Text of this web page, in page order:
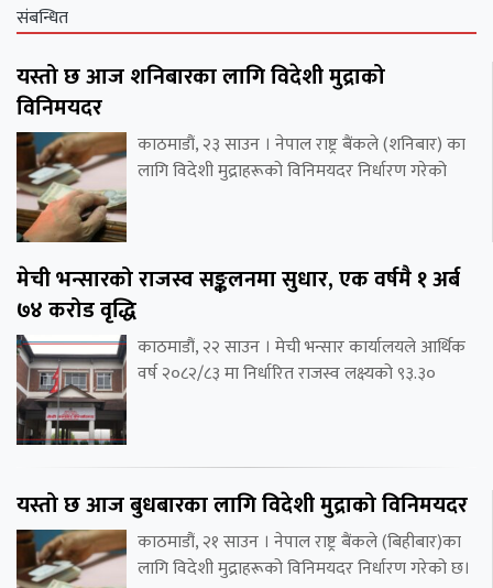
संबन्धित
यस्तो छ आज शनिबारका लागि विदेशी मुद्राको
विनिमयदर
काठमाडौं, २३ साउन । नेपाल राष्ट्र बैंकले (शनिबार) का
लागि विदेशी मुद्राहरूको विनिमयदर निर्धारण गरेको
मेची भन्सारको राजस्व सङ्कलनमा सुधार, एक वर्षमै १ अर्ब
७४ करोड वृद्धि
काठमाडौं, २२ साउन । मेची भन्सार कार्यालयले आर्थिक
वर्ष २०८२/८३ मा निर्धारित राजस्व लक्ष्यको ९३.३०
यस्तो छ आज बुधबारका लागि विदेशी मुद्राको विनिमयदर
काठमाडौं, २१ साउन । नेपाल राष्ट्र बैंकले (बिहीबार)का
लागि विदेशी मुद्राहरूको विनिमयदर निर्धारण गरेको छ।